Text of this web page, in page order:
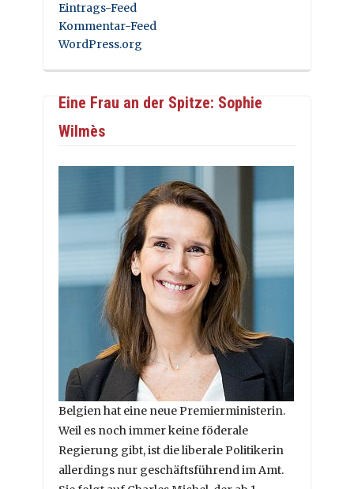
Eintrags-Feed
Kommentar-Feed
WordPress.org
Eine Frau an der Spitze: Sophie
Wilmès
Belgien hat eine neue Premierministerin.
Weil es noch immer keine föderale
Regierung gibt, ist die liberale Politikerin
allerdings nur geschäftsführend im Amt.